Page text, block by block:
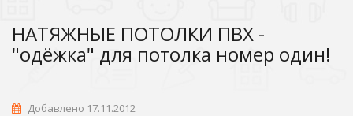
НАТЯЖНЫЕ ПОТОЛКИ ПВХ -
"одёжка" для потолка номер один!
Добавлено 17.11.2012